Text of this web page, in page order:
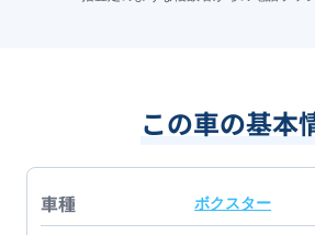
この車の基本
車種 ボクスター